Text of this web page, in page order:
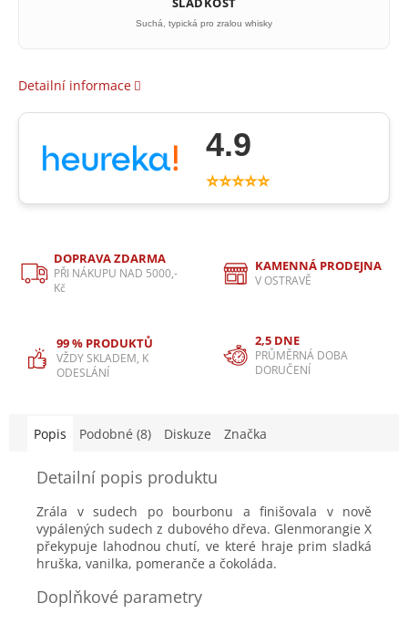
Suchá, typická pro zralou whisky
Detailní informace
4.9
⭐⭐⭐⭐⭐
DOPRAVA ZDARMA
PŘI NÁKUPU NAD 5000,-
Kč
KAMENNÁ PRODEJNA
V OSTRAVĚ
99 % PRODUKTŮ
VŽDY SKLADEM, K
ODESLÁNÍ
2,5 DNE
PRŮMĚRNÁ DOBA
DORUČENÍ
Popis Podobné (8) Diskuze Značka
Detailní popis produktu
Zrála v sudech po bourbonu a finišovala v nově
vypálených sudech z dubového dřeva. Glenmorangie X
překypuje lahodnou chutí, ve které hraje prim sladká
hruška, vanilka, pomeranče a čokoláda.
Doplňkové parametry